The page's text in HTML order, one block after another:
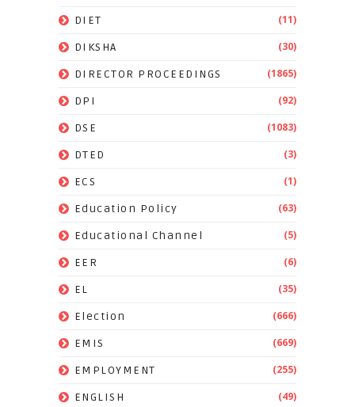
DIET
(11)
DIKSHA (30)
DIRECTOR PROCEEDINGS (1865)
DPI (92)
DSE (1083)
DTED (3)
ECS (1)
Education Policy (63)
Educational Channel (5)
EER (6)
EL (35)
Election (666)
EMIS (669)
EMPLOYMENT (255)
ENGLISH (49)